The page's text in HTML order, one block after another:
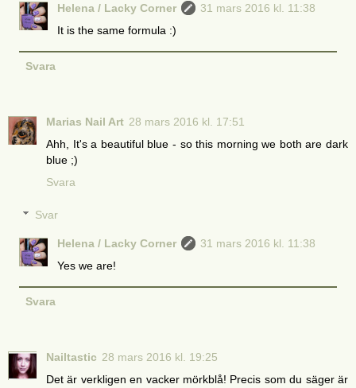
Helena / Lacky Corner
31 mars 2016 kl. 11:38
It is the same formula :)
Svara
Marias Nail Art 28 mars 2016 kl. 17:51
Ahh, It's a beautiful blue - so this morning we both are dark
blue ;)
Svara
Svar
Helena / Lacky Corner
31 mars 2016 kl. 11:38
Yes we are!
Svara
Nailtastic 28 mars 2016 kl. 19:25
Det är verkligen en vacker mörkblå! Precis som du säger är